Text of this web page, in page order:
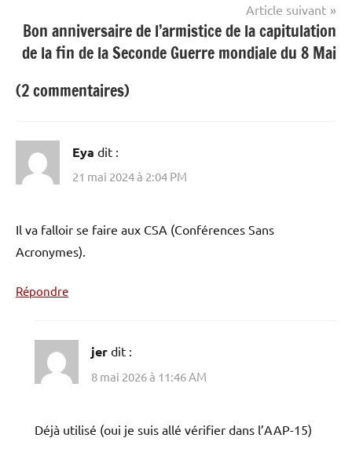
Article suivant
Bon anniversaire de l’armistice de la capitulation
de la fin de la Seconde Guerre mondiale du 8 Mai
(2 commentaires)
Eya dit :
21 mai 2024 à 2:04 PM
Il va falloir se faire aux CSA (Conférences Sans
Acronymes).
Répondre
jer dit :
8 mai 2026 à 11:46 AM
Déjà utilisé (oui je suis allé vérifier dans l’AAP-15)